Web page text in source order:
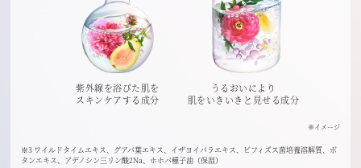
紫外線を浴びた肌を
スキンケアする成分
うるおいにより
肌をいきいきと見せる成分
※イメージ
※3 ワイルドタイムエキス、グアバ葉エキス、イザヨイバラエキス、ビフィズス菌培養溶解質、ボ
タンエキス、アデノシン三リン酸2Na、ホホバ種子油（保湿）